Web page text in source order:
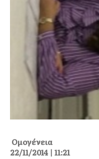
Ομογένεια
22/11/2014 | 11:21